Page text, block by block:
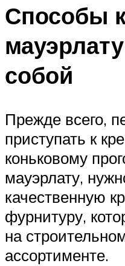
Способы
собой
Прежде всего,
приступать к
коньковому
мауэрлату,
качественную
фурнитуру,
на
ассортименте.